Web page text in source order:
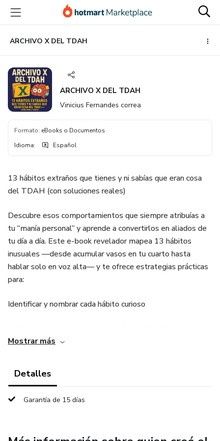
principal
página
de
página
ARCHIVO X DEL TDAH
ARCHIVO X DEL TDAH
Vinicius Fernandes correa
Formato: eBooks o Documentos
Idioma: Español
13 hábitos extraños que tienes y ni sabías que eran cosa
del TDAH (con soluciones reales)
Descubre esos comportamientos que siempre atribuías a
tu “manía personal” y aprende a convertirlos en aliados de
tu día a día. Este e‑book revelador mapea 13 hábitos
inusuales —desde acumular vasos en tu cuarto hasta
hablar solo en voz alta— y te ofrece estrategias prácticas
para:
Identificar y nombrar cada hábito curioso
apps localizadoras, gamificación, etc.)
multitareas
Mostrar más
Detalles
Garantía de 15 días